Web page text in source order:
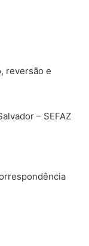
reversão e
– SEFAZ